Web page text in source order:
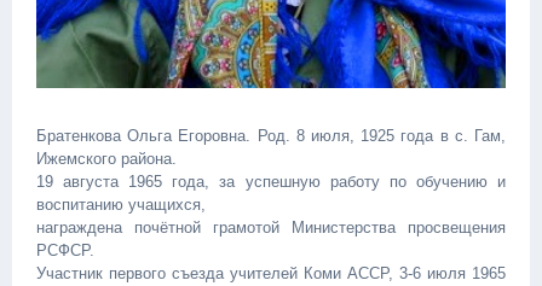
Братенкова Ольга Егоровна. Род. 8 июля, 1925 года в с. Гам,
Ижемского района.
19 августа 1965 года, за успешную работу по обучению и
воспитанию учащихся,
награждена почётной грамотой Министерства просвещения
РСФСР.
Участник первого съезда учителей Коми АССР, 3-6 июля 1965